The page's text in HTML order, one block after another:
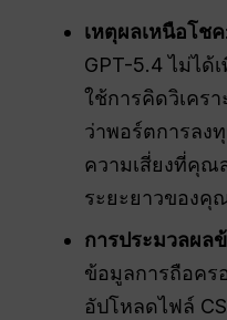
เหตุผลเหนือโชค
GPT-5.4 ไม่ได้
ใช้การคิดวิเคร
ว่าพอร์ตการลง
ความเสี่ยงที่คุณ
ระยะยาวของคุ
การประมวลผล
ข้อมูลการถือคร
อัปโหลดไฟล์